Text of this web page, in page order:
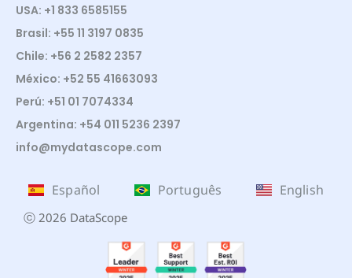
USA: +1 833 6585155
Brasil: +55 11 3197 0835
Chile: +56 2 2582 2357
México: +52 55 41663093
Perú: +51 01 7074334
Argentina: +54 011 5236 2397
info@mydatascope.com
Español Português English
ⓒ 2026 DataScope